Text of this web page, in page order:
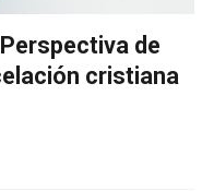
de
cristiana